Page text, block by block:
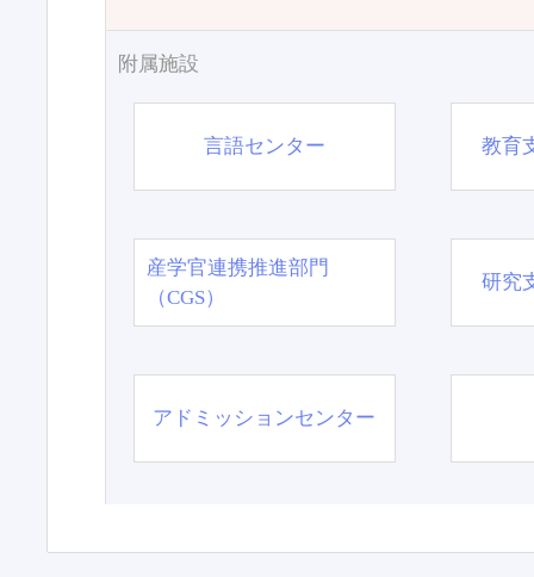
附属施設
言語センター 教育
産学官連携推進部門
（CGS）
研究
アドミッションセンター